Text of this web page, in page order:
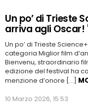
Un po’ di Trieste
arriva agli Oscar!
Un po’ di Trieste
categoria Miglior film
Bienvenu, straordinario
edizione del festival ha
menzione d’onore […]
10 Marzo 2026, 15:53